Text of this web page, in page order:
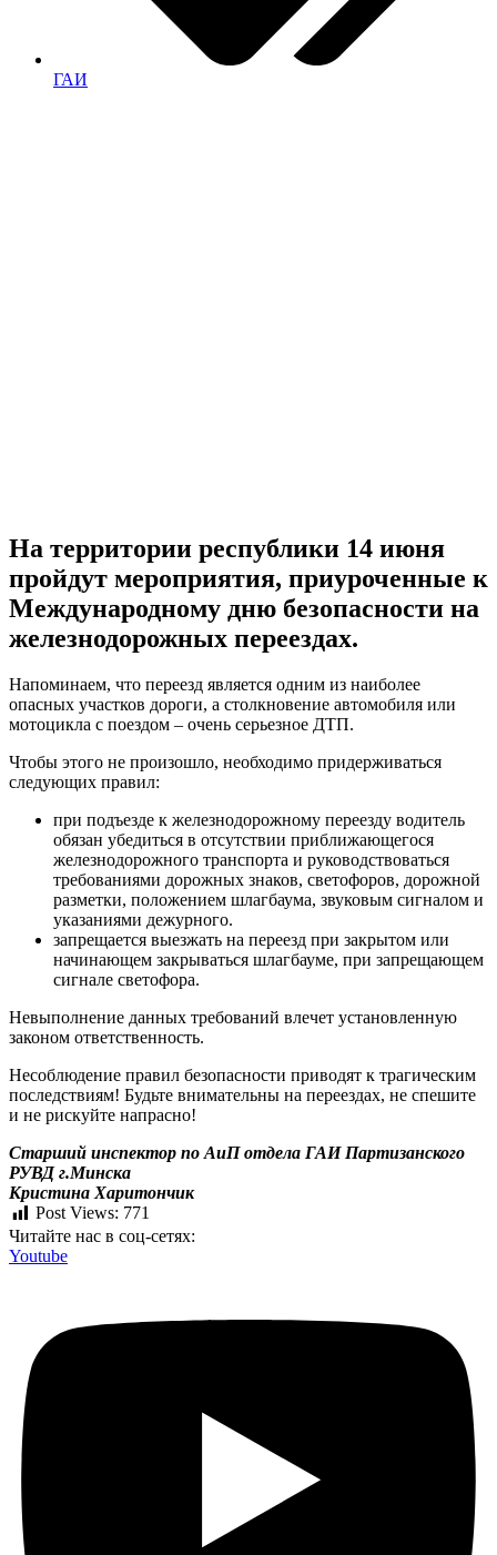
ГАИ
На территории республики 14 июня
пройдут мероприятия, приуроченные к
Международному дню безопасности на
железнодорожных переездах.
Напоминаем, что переезд является одним из наиболее
опасных участков дороги, а столкновение автомобиля или
мотоцикла с поездом – очень серьезное ДТП.
Чтобы этого не произошло, необходимо придерживаться
следующих правил:
при подъезде к железнодорожному переезду водитель
обязан убедиться в отсутствии приближающегося
железнодорожного транспорта и руководствоваться
требованиями дорожных знаков, светофоров, дорожной
разметки, положением шлагбаума, звуковым сигналом и
указаниями дежурного.
запрещается выезжать на переезд при закрытом или
начинающем закрываться шлагбауме, при запрещающем
сигнале светофора.
Невыполнение данных требований влечет установленную
законом ответственность.
Несоблюдение правил безопасности приводят к трагическим
последствиям! Будьте внимательны на переездах, не спешите
и не рискуйте напрасно!
Старший инспектор по АиП отдела ГАИ Партизанского
РУВД г.Минска
Кристина Харитончик
Post Views: 771
Читайте нас в соц-сетях:
Youtube